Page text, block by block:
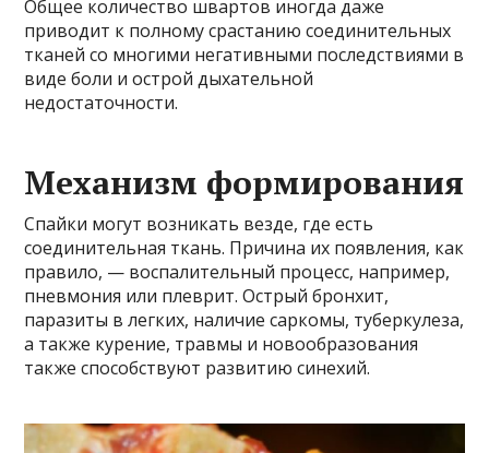
Общее количество швартов иногда даже
приводит к полному срастанию соединительных
тканей со многими негативными последствиями в
виде боли и острой дыхательной
недостаточности.
Механизм формирования
Спайки могут возникать везде, где есть
соединительная ткань. Причина их появления, как
правило, — воспалительный процесс, например,
пневмония или плеврит. Острый бронхит,
паразиты в легких, наличие саркомы, туберкулеза,
а также курение, травмы и новообразования
также способствуют развитию синехий.